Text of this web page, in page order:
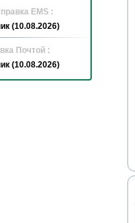
EMS :
(10.08.2026)
Почтой :
(10.08.2026)